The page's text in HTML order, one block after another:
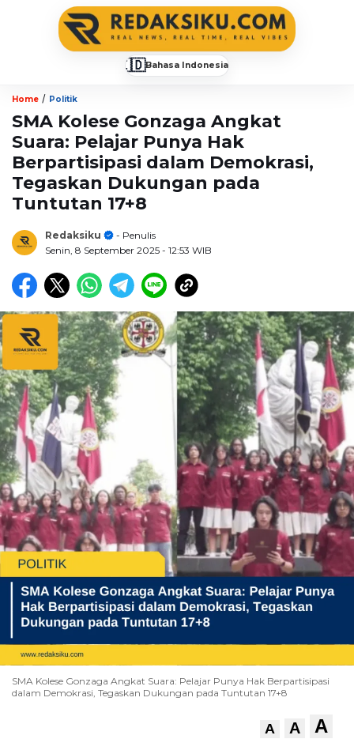
🇮🇩Bahasa Indonesia
Home / Politik
SMA Kolese Gonzaga Angkat
Suara: Pelajar Punya Hak
Berpartisipasi dalam Demokrasi,
Tegaskan Dukungan pada
Tuntutan 17+8
Redaksiku
- Penulis
Senin, 8 September 2025 - 12:53 WIB
SMA Kolese Gonzaga Angkat Suara: Pelajar Punya Hak Berpartisipasi
dalam Demokrasi, Tegaskan Dukungan pada Tuntutan 17+8
A A A